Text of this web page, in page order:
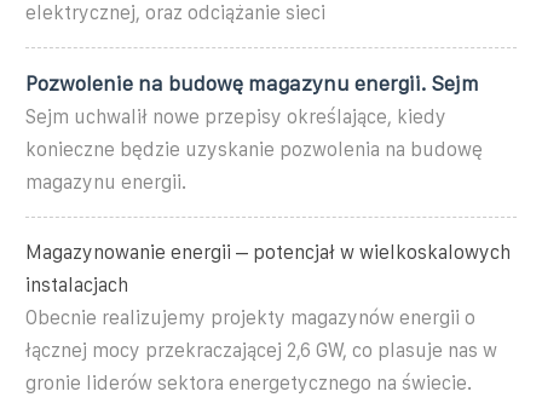
elektrycznej, oraz odciążanie sieci
Pozwolenie na budowę magazynu energii. Sejm
Sejm uchwalił nowe przepisy określające, kiedy
konieczne będzie uzyskanie pozwolenia na budowę
magazynu energii.
Magazynowanie energii – potencjał w wielkoskalowych
instalacjach
Obecnie realizujemy projekty magazynów energii o
łącznej mocy przekraczającej 2,6 GW, co plasuje nas w
gronie liderów sektora energetycznego na świecie.